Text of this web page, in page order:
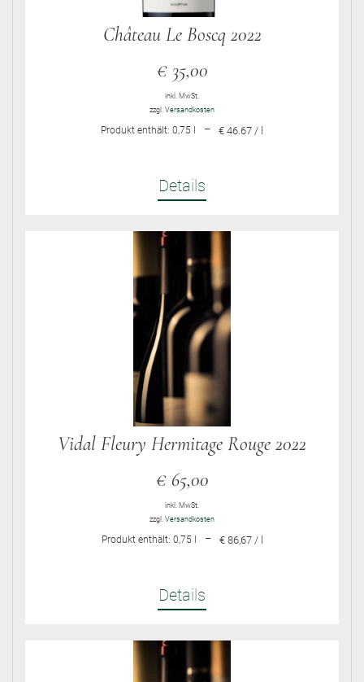
Château Le Boscq 2022
€35,00
inkl. MwSt.
zzgl. Versandkosten
Produkt enthält: 0,75 – € 46.67 / l
Details
Vidal Fleury Hermitage Rouge 2022
€65,00
inkl. MwSt.
zzgl. Versandkosten
Produkt enthält: 0,75 – € 86,67 / l
Details